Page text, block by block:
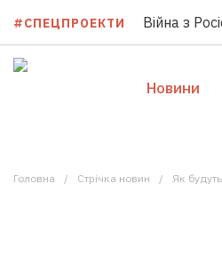
#СПЕЦПРОЕКТИ Війна з
Новини
Головна Стрічка новин Як будуть